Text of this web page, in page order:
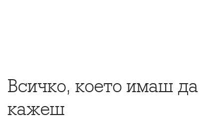
Всичко, което имаш да
кажеш